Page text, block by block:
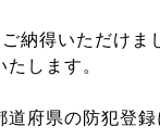
納得いただけま
します。
府県の防犯登録